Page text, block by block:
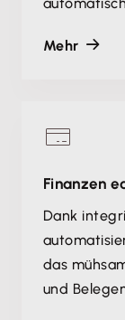
Mehr
Finanzen
Dank
das
und